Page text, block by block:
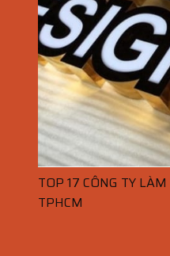
TOP 17 CÔNG TY
TPHCM